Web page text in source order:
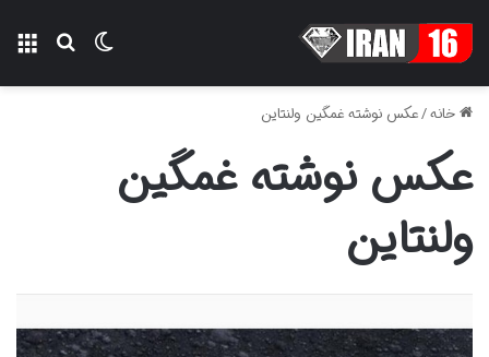
تغییر پوسته
خانه/عکس نوشته غمگین ولنتاین
عکس نوشته غمگین
ولنتاین